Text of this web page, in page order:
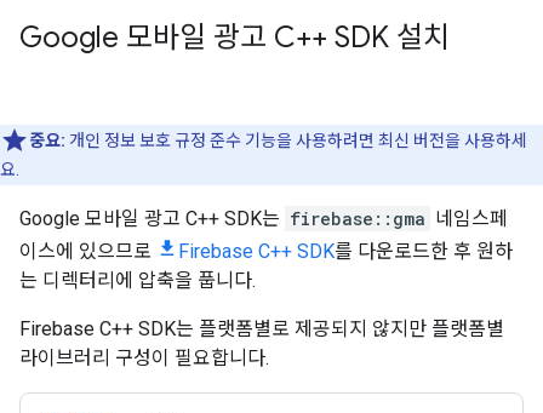
Google 모바일 광고 C++ SDK 설치
중요: 개인 정보 보호 규정 준수 기능을 사용하려면 최신 버전을 사용하세
요.
Google 모바일 광고 C++ SDK는 firebase::gma 네임스페
이스에 있으므로
Firebase C++ SDK를 다운로드한 후 원하
는 디렉터리에 압축을 풉니다.
Firebase C++ SDK는 플랫폼별로 제공되지 않지만 플랫폼별
라이브러리 구성이 필요합니다.